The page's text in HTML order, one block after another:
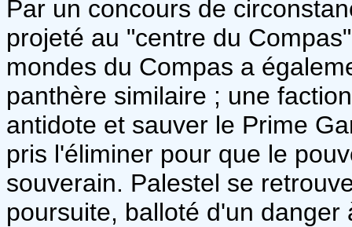
Par un concours de
projeté au "centre du
mondes du Compas a
panthère similaire ; une
antidote et sauver le Prime
pris l'éliminer pour que le
souverain. Palestel se
poursuite, balloté d'un danger